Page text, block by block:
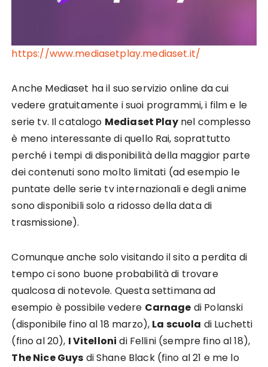
https://www.mediasetplay.mediaset.it/
Anche Mediaset ha il suo servizio online da cui
vedere gratuitamente i suoi programmi, i film e le
serie tv. Il catalogo Mediaset Playnel complesso
è meno interessante di quello Rai, soprattutto
perché i tempi di disponibilità della maggior parte
dei contenuti sono molto limitati (ad esempio le
puntate delle serie tv internazionali e degli anime
sono disponibili solo a ridosso della data di
trasmissione).
Comunque anche solo visitando il sito a perdita di
tempo ci sono buone probabilità di trovare
qualcosa di notevole. Questa settimana ad
esempio è possibile vedere Carnage di Polanski
(disponibile fino al 18 marzo), La scuola di Luchetti
(fino al 20), I Vitelloni di Fellini (sempre fino al 18),
The Nice Guys di Shane Black (fino al 21 e me lo